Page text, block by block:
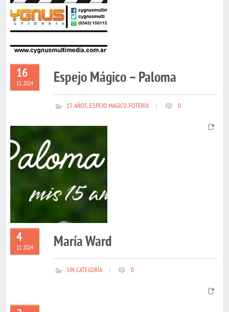
16
11 2024 Espejo Mágico – Paloma
15 AÑOS,ESPEJO MAGICO,FOTERIX 0
4
11 2024 María Ward
SIN CATEGORÍA 0